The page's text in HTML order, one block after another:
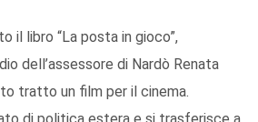
il libro “La posta in gioco”,
dell’assessore di Nardò Renata
tratto un film per il cinema.